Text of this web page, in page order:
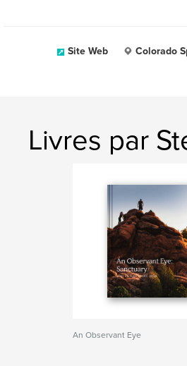
Site Web Colorado
Livres par
An Observant Eye